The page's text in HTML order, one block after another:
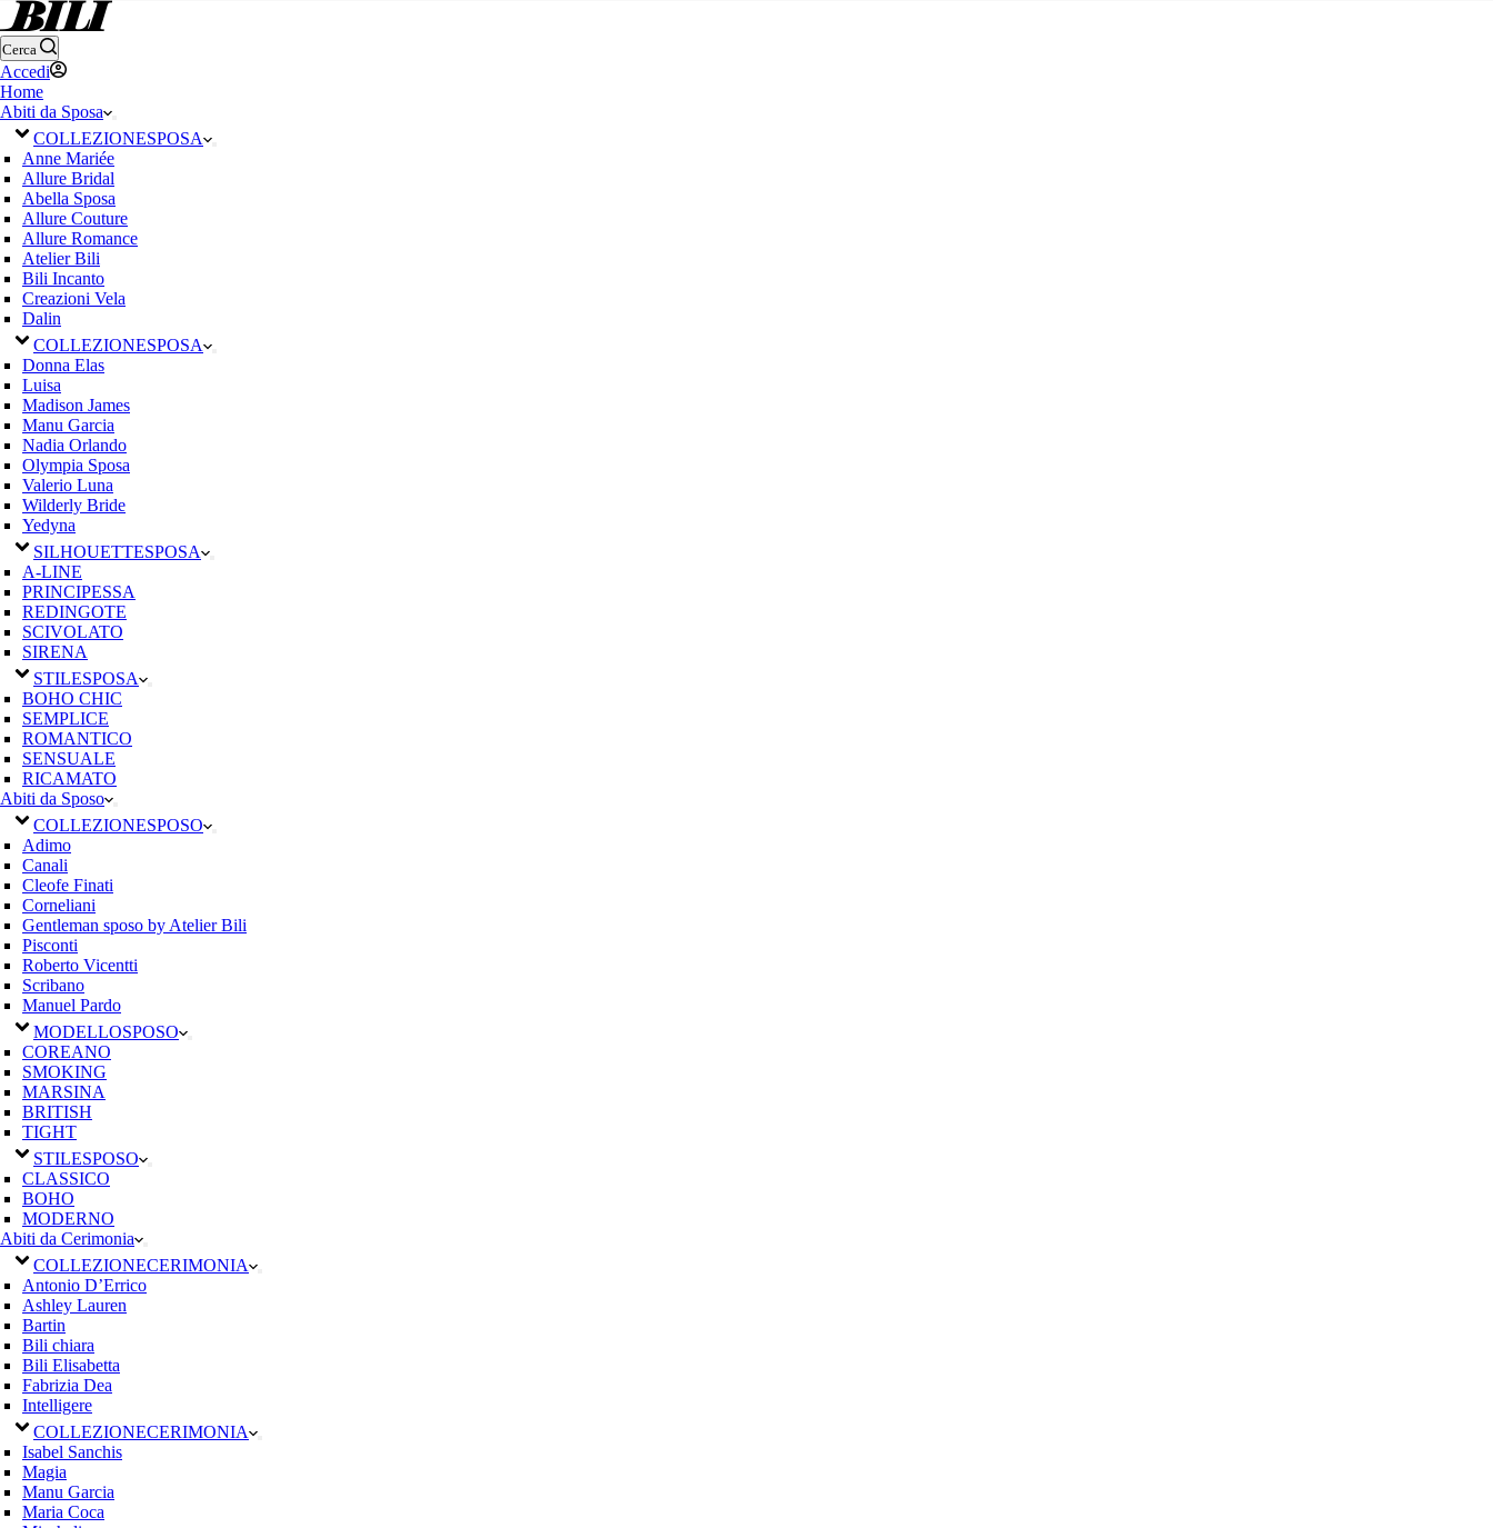
Cerca
Accedi
Home
Abiti da Sposa
COLLEZIONESPOSA
Anne Mariée
Allure Bridal
Abella Sposa
Allure Couture
Allure Romance
Atelier Bili
Bili Incanto
Creazioni Vela
Dalin
COLLEZIONESPOSA
Donna Elas
Luisa
Madison James
Manu Garcia
Nadia Orlando
Olympia Sposa
Valerio Luna
Wilderly Bride
Yedyna
SILHOUETTESPOSA
A-LINE
PRINCIPESSA
REDINGOTE
SCIVOLATO
SIRENA
STILESPOSA
BOHO CHIC
SEMPLICE
ROMANTICO
SENSUALE
RICAMATO
Abiti da Sposo
COLLEZIONESPOSO
Adimo
Canali
Cleofe Finati
Corneliani
Gentleman sposo by Atelier Bili
Pisconti
Roberto Vicentti
Scribano
Manuel Pardo
MODELLOSPOSO
COREANO
SMOKING
MARSINA
BRITISH
TIGHT
STILESPOSO
CLASSICO
BOHO
MODERNO
Abiti da Cerimonia
COLLEZIONECERIMONIA
Antonio D’Errico
Ashley Lauren
Bartin
Bili chiara
Bili Elisabetta
Fabrizia Dea
Intelligere
COLLEZIONECERIMONIA
Isabel Sanchis
Magia
Manu Garcia
Maria Coca